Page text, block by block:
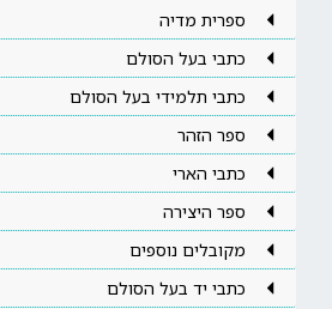
ספרית מדיה
כתבי בעל הסולם
כתבי תלמידי בעל הסולם
ספר הזהר
כתבי הארי
ספר היצירה
מקובלים נוספים
כתבי יד בעל הסולם